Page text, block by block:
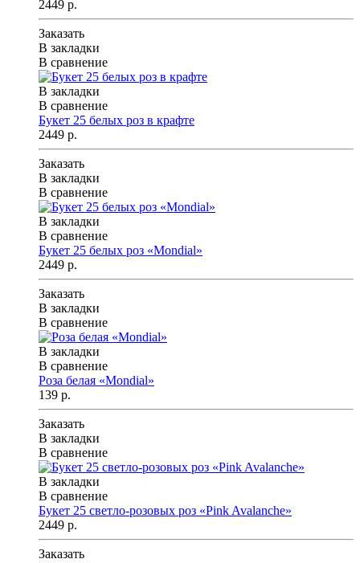
2449 р.
Заказать
В закладки
В сравнение
В закладки
В сравнение
Букет 25 белых роз в крафте
2449 р.
Заказать
В закладки
В сравнение
В закладки
В сравнение
Букет 25 белых роз «Mondial»
2449 р.
Заказать
В закладки
В сравнение
В закладки
В сравнение
Роза белая «Mondial»
139 р.
Заказать
В закладки
В сравнение
В закладки
В сравнение
Букет 25 светло-розовых роз «Pink Avalanche»
2449 р.
Заказать